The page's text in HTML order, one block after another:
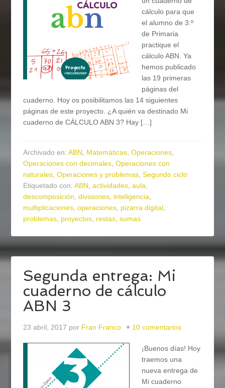
cálculo para que
el alumno de 3.º
de Primaria
practique el
cálculo ABN. Ya
hemos publicado
las 19 primeras
páginas del
cuaderno. Hoy os posibilitamos las 14 siguientes
páginas de este proyecto. ¿A quién va destinado Mi
cuaderno de CÁLCULO ABN 3? Hay […]
Archivado en:ABN, Matemáticas,Operaciones,
Operaciones con decimales,Operaciones con
naturales,Operaciones y problemas,Segundo ciclo
Etiquetado con:ABN,actividades,aula,
descomposición,divisiones, inteligencia,
multiplicaciones,operaciones, pizarra digital,
problemas, proyectos, restas,sumas
Segunda entrega: Mi
cuaderno de cálculo
ABN 3
23 abril, 2017 por Fran Franco 10 comentarios
¡Buenos días! Hoy
traemos una
nueva entrega de
Mi cuaderno